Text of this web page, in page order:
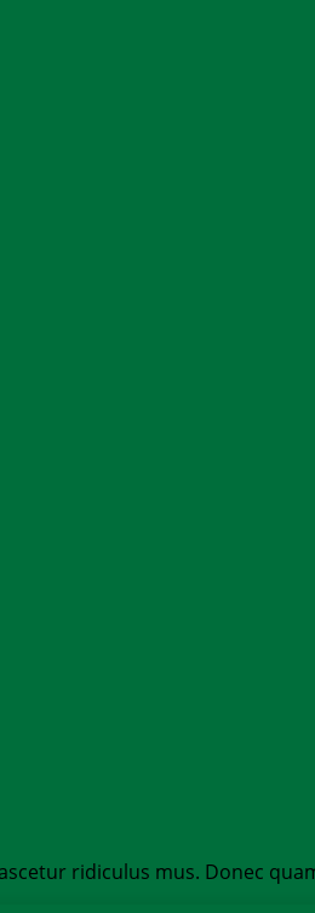
ridiculus mus. Donec